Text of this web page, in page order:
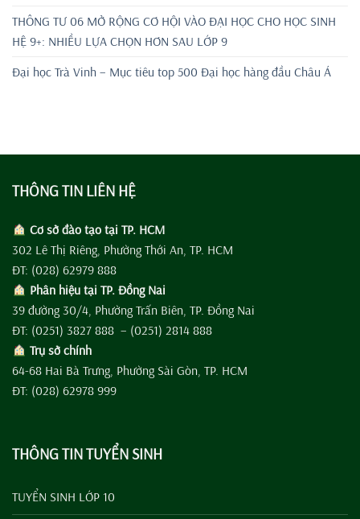
THÔNG TƯ 06 MỞ RỘNG CƠ HỘI VÀO ĐẠI HỌC CHO HỌC SINH
HỆ 9+: NHIỀU LỰA CHỌN HƠN SAU LỚP 9
Đại học Trà Vinh – Mục tiêu top 500 Đại học hàng đầu Châu Á
THÔNG TIN LIÊN HỆ
Cơ sở đào tạo tại TP. HCM
302 Lê Thị Riêng, Phường Thới An, TP. HCM
ĐT: (028) 62979 888
Phân hiệu tại TP. Đồng Nai
39 đường 30/4, Phường Trấn Biên, TP. Đồng Nai
ĐT: (0251) 3827 888 – (0251) 2814 888
Trụ sở chính
64-68 Hai Bà Trưng, Phường Sài Gòn, TP. HCM
ĐT: (028) 62978 999
THÔNG TIN TUYỂN SINH
TUYỂN SINH LỚP 10